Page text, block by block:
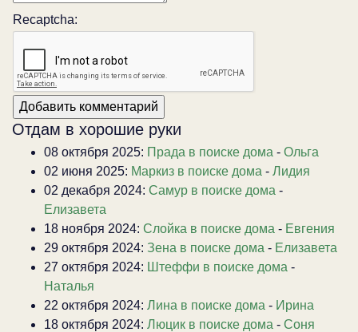
Recaptcha:
Отдам в хорошие руки
08 октября 2025: Прада в поиске дома - Ольга
02 июня 2025: Маркиз в поиске дома - Лидия
02 декабря 2024: Самур в поиске дома -
Елизавета
18 ноября 2024: Слойка в поиске дома - Евгения
29 октября 2024: Зена в поиске дома - Елизавета
27 октября 2024: Штеффи в поиске дома -
Наталья
22 октября 2024: Лина в поиске дома - Ирина
18 октября 2024: Люцик в поиске дома - Соня